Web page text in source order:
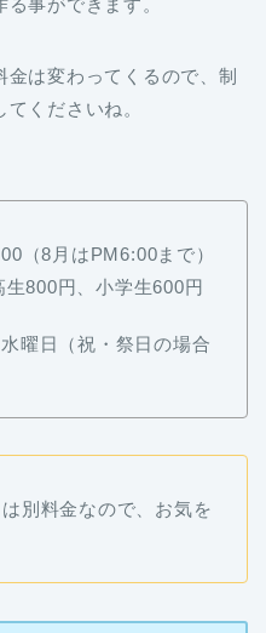
事ができます。
は変わってくるので、制
てくださいね。
（8月はPM6:00まで）
800円、小学生600円
曜日
（祝・祭日の場合
別料金なので、お気を